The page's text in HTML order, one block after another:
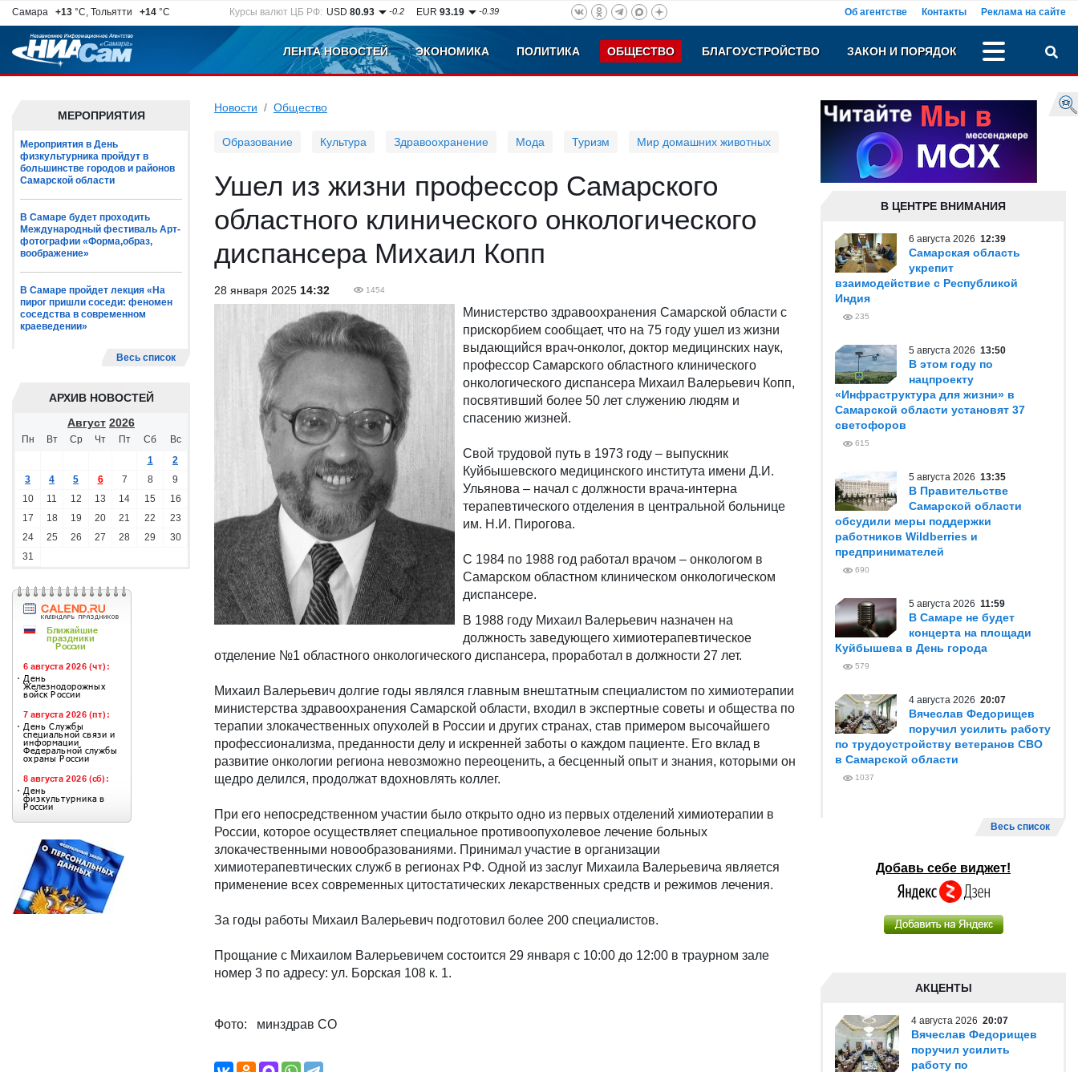
Самара +13 °C, Тольятти +14 °C Курсы валют ЦБ РФ: USD80.93 -0.2 EUR93.19 -0.39 Об агентстве Контакты Реклама на сайте
ЛЕНТА НОВОСТЕЙ ЭКОНОМИКА ПОЛИТИКА ОБЩЕСТВО БЛАГОУСТРОЙСТВО ЗАКОН И ПОРЯДОК
МЕРОПРИЯТИЯ
Мероприятия в День
физкультурника пройдут в
большинстве городов и районов
Самарской области
В Самаре будет проходить
Международный фестиваль Арт-
фотографии «Форма,образ,
воображение»
В Самаре пройдет лекция «На
пирог пришли соседи: феномен
соседства в современном
краеведении»
Весь список
АРХИВ НОВОСТЕЙ
Август 2026
Пн Вт Ср Чт Пт Сб
Вс
1
2
3
4 5 6 7 8
9
10
11 12 13 14 15
16
17
18 19 20 21 22
23
24
25 26 27 28 29
30
31
Новости Общество
Образование Культура Здравоохранение Мода Туризм Мир домашних животных
Ушел из жизни профессор Самарского
областного клинического онкологического
диспансера Михаил Копп
28 января 2025 14:32 1454
Министерство здравоохранения Самарской области с
прискорбием сообщает, что на 75 году ушел из жизни
выдающийся врач-онколог, доктор медицинских наук,
профессор Самарского областного клинического
онкологического диспансера Михаил Валерьевич Копп,
посвятивший более 50 лет служению людям и
спасению жизней.
Свой трудовой путь в 1973 году – выпускник
Куйбышевского медицинского института имени Д.И.
Ульянова – начал с должности врача-интерна
терапевтического отделения в центральной больнице
им. Н.И. Пирогова.
С 1984 по 1988 год работал врачом – онкологом в
Самарском областном клиническом онкологическом
диспансере.
В 1988 году Михаил Валерьевич назначен на
должность заведующего химиотерапевтическое
отделение №1 областного онкологического диспансера, проработал в должности 27 лет.
Михаил Валерьевич долгие годы являлся главным внештатным специалистом по химиотерапии
министерства здравоохранения Самарской области, входил в экспертные советы и общества по
терапии злокачественных опухолей в России и других странах, став примером высочайшего
профессионализма, преданности делу и искренней заботы о каждом пациенте. Его вклад в
развитие онкологии региона невозможно переоценить, а бесценный опыт и знания, которыми он
щедро делился, продолжат вдохновлять коллег.
При его непосредственном участии было открыто одно из первых отделений химиотерапии в
России, которое осуществляет специальное противоопухолевое лечение больных
злокачественными новообразованиями. Принимал участие в организации
химиотерапевтических служб в регионах РФ. Одной из заслуг Михаила Валерьевича является
применение всех современных цитостатических лекарственных средств и режимов лечения.
За годы работы Михаил Валерьевич подготовил более 200 специалистов.
Прощание с Михаилом Валерьевичем состоится 29 января с 10:00 до 12:00 в траурном зале
номер 3 по адресу: ул. Борская 108 к. 1.
Фото: минздрав СО
В ЦЕНТРЕ ВНИМАНИЯ
6 августа 2026 12:39
Самарская область
укрепит
взаимодействие с Республикой
Индия
235
5 августа 2026 13:50
В этом году по
нацпроекту
«Инфраструктура для жизни» в
Самарской области установят 37
светофоров
615
5 августа 2026 13:35
В Правительстве
Самарской области
обсудили меры поддержки
работников Wildberries и
предпринимателей
690
5 августа 2026 11:59
В Самаре не будет
концерта на площади
Куйбышева в День города
579
4 августа 2026 20:07
Вячеслав Федорищев
поручил усилить работу
по трудоустройству ветеранов СВО
в Самарской области
1037
Весь список
Добавь себе виджет!
АКЦЕНТЫ
4 августа 2026 20:07
Вячеслав Федорищев
поручил усилить
работу по